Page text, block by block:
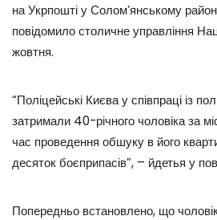
на Укрпошті у Солом’янському
повідомило столичне управління
жовтня.
“Поліцейські Києва у співпраці із
затримали 40-річного чоловіка за
час проведення обшуку в його
десяток боєприпасів”, – йдетья у
Попередньо встановлено, що